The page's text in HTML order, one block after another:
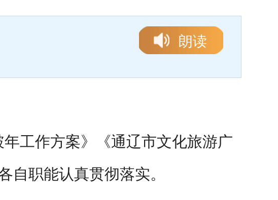
朗读
工作方案》
《通辽市文化旅游广
自职能认真贯彻落实。